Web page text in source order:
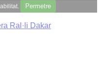
Permetre
Ral·li Dakar